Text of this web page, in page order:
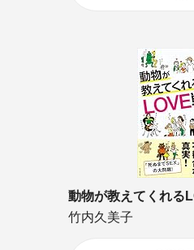
動物が教えてくれる
竹内久美子